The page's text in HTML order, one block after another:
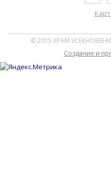
© 2015 ХРАМ
Cоздание и